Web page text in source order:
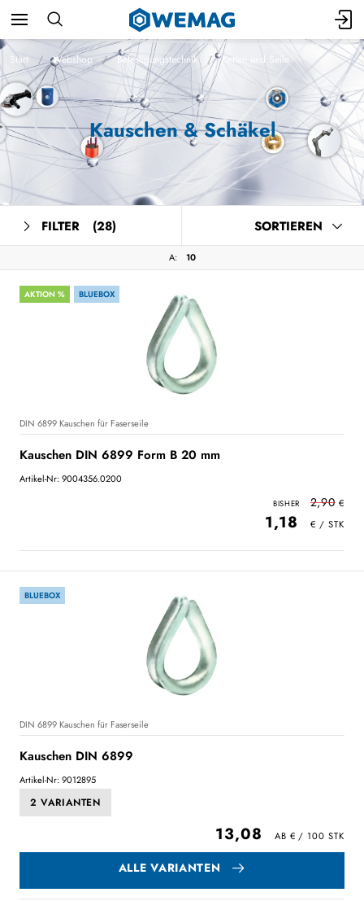
Start Webshop Befestigungstechnik Ketten und Seile
Kauschen & Schäkel
FILTER (28) SORTIEREN
A: 10
AKTION % BLUEBOX
DIN 6899 Kauschen für Faserseile
Kauschen DIN 6899 Form B 20 mm
Artikel-Nr: 9004356.0200
2,90
1,18
BLUEBOX
DIN 6899 Kauschen für Faserseile
Kauschen DIN 6899
Artikel-Nr: 9012895
2 VARIANTEN
13,08
ALLE VARIANTEN